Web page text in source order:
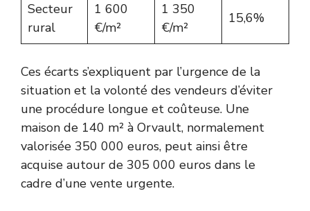
Secteur
rural
1 600
€/m²
1 350
€/m²
15,6%
Ces écarts s’expliquent par l’urgence de la
situation et la volonté des vendeurs d’éviter
une procédure longue et coûteuse. Une
maison de 140 m² à Orvault, normalement
valorisée 350 000 euros, peut ainsi être
acquise autour de 305 000 euros dans le
cadre d’une vente urgente.